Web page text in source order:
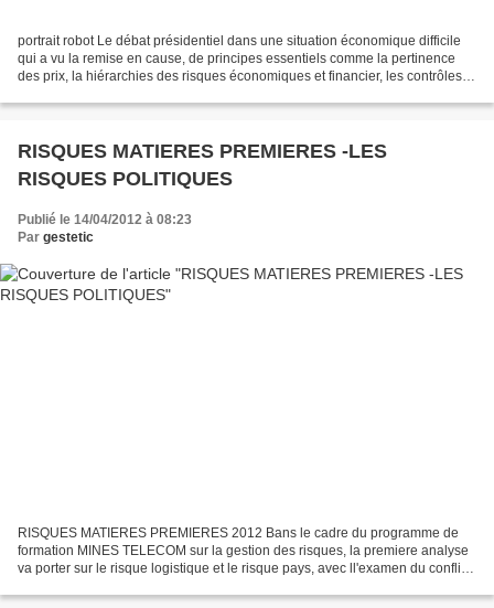
portrait robot Le débat présidentiel dans une situation économique difficile
qui a vu la remise en cause, de principes essentiels comme la pertinence
des prix, la hiérarchies des risques économiques et financier, les contrôles
RISQUES MATIERES PREMIERES -LES
RISQUES POLITIQUES
Publié le 14/04/2012 à 08:23
Par gestetic
RISQUES MATIERES PREMIERES 2012 Bans le cadre du programme de
formation MINES TELECOM sur la gestion des risques, la premiere analyse
va porter sur le risque logistique et le risque pays, avec ll'examen du conflit